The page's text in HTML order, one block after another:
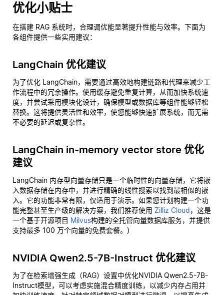
优化小贴士
在搭建 RAG 系统时，合理调优能显著提升性能与效率。下面为
各组件提供一些实用建议：
LangChain 优化建议
为了优化 LangChain，需要通过高效地构建链路和代理来减少工
作流程中的冗余操作。使用缓存避免重复计算，从而加快系统速
度，并尝试采用模块化设计，确保模型或数据库等组件能够轻松
替换。这将提供灵活性和效率，使您能够快速扩展系统，而无需
不必要的延迟或复杂性。
LangChain in-memory vector store 优化
建议
LangChain 内存型向量存储只是一个临时性的向量存储，它将嵌
入数据存储在内存中，并进行精确的线性搜索以找到最相似的嵌
入。它的功能非常有限，仅适用于演示。如果您计划构建一个功
能完整甚至生产级的解决方案，我们推荐使用 Zilliz Cloud，这是
一个基于开源项目 Milvus构建的全托管向量数据库服务，并提供
支持最多 100 万个向量的免费套餐。)
NVIDIA Qwen2.5-7B-Instruct 优化建议
为了在检索增强生成（RAG）设置中优化NVIDIA Qwen2.5-7B-
Instruct模型，可以考虑实施混合精度训练，以减少内存占用并